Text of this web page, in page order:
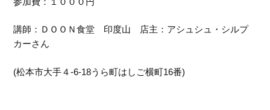
講師：ＤＯＯＮ食堂 印度山 店主：アシュシュ・シルプ
カーさん
(松本市大手４-6-18うら町はしご横町16番)